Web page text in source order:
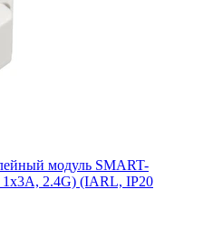
модуль SMART-
2.4G) (IARL, IP20